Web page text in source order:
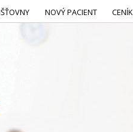
NOVÝ PACIENT CENÍK